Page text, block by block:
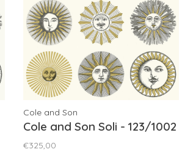
Cole and Son
Cole and Son Soli - 123/1002
€325,00